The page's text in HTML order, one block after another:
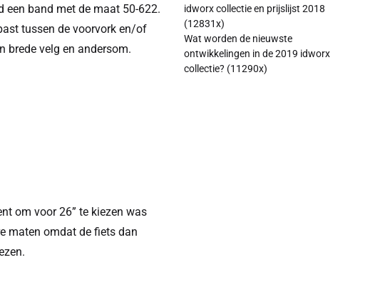
een band met de maat 50-622.
tussen de voorvork en/of
brede velg en andersom.
om voor 26” te kiezen was
maten omdat de fiets dan
idworx collectie en prijslijst 2018
(12831x)
Wat worden de nieuwste
ontwikkelingen in de 2019 idworx
collectie? (11290x)